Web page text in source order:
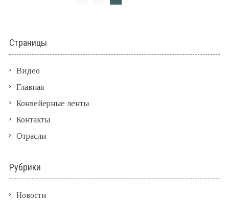
Страницы
Видео
Главная
Конвейерные ленты
Контакты
Отрасли
Рубрики
Новости